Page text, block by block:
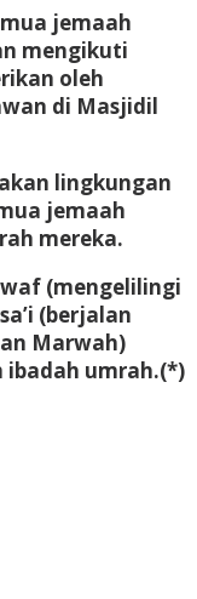
jemaah
mengikuti
oleh
di Masjidil
lingkungan
jemaah
mereka.
(mengelilingi
(berjalan
Marwah)
ibadah umrah.(*)